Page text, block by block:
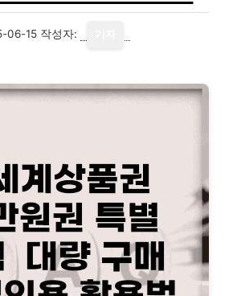
06-15 작성자: